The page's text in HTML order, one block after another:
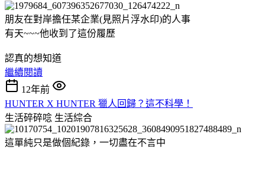
朋友在對岸擔任某企業(見照片浮水印)的人事
有天~~~他收到了這份履歷
認真的想知道
繼續閱讀
12年前
HUNTER X HUNTER 獵人回歸？這不科學！
生活碎碎唸 生活綜合
這單純只是做個紀錄，一切盡在不言中